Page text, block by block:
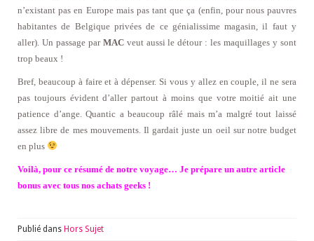
n’existant pas en Europe mais pas tant que ça (enfin, pour nous pauvres
habitantes de Belgique privées de ce génialissime magasin, il faut y
aller). Un passage par MACveut aussi le détour : les maquillages y sont
trop beaux !
Bref, beaucoup à faire et à dépenser. Si vous y allez en couple, il ne sera
pas toujours évident d’aller partout à moins que votre moitié ait une
patience d’ange. Quantic a beaucoup râlé mais m’a malgré tout laissé
assez libre de mes mouvements. Il gardait juste un oeil sur notre budget
en plus
Voilà, pour ce résumé de notre voyage… Je prépare un autre article
bonus avec tous nos achats geeks !
Publié dans Hors Sujet